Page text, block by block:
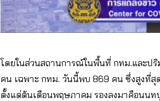
โดยในส่วนสถานการณ์ในพื้นที่ กทม.และป
คน เฉพาะ กทม. วันนี้พบ 869 คน ซึ่งสูงที่สุ
ตั้งแต่ต้นเดือนพฤษภาคม รองลงมาคือนน